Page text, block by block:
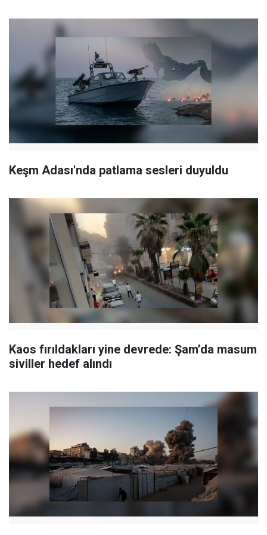
Keşm Adası'nda patlama sesleri duyuldu
Kaos fırıldakları yine devrede: Şam’da masum
siviller hedef alındı